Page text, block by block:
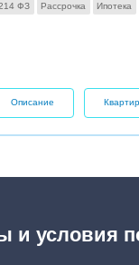
ФЗ Рассрочка Ипотека
Описание
и условия